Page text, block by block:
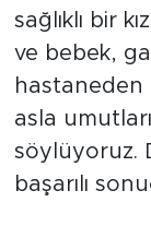
sağlıklı bir
ve bebek,
asla
söylüyoruz.
başarılı